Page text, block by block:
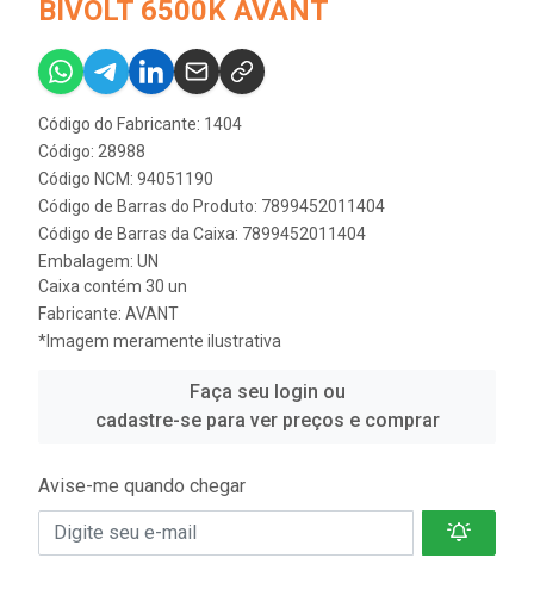
BIVOLT 6500K AVANT
Código do Fabricante: 1404
Código: 28988
Código NCM: 94051190
Código de Barras do Produto: 7899452011404
Código de Barras da Caixa: 7899452011404
Embalagem: UN
Caixa contém 30 un
Fabricante: AVANT
*Imagem meramente ilustrativa
Faça seu login ou
cadastre-se para ver preços e comprar
Avise-me quando chegar